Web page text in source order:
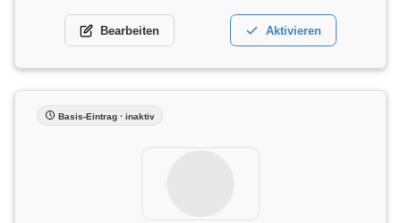
Bearbeiten Aktivieren
Basis-Eintrag · inaktiv